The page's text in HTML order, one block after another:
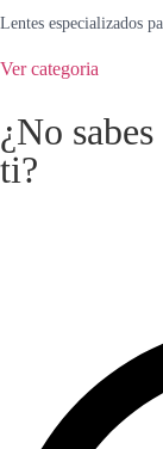
Lentes especializados
Ver categoria
¿No
ti?